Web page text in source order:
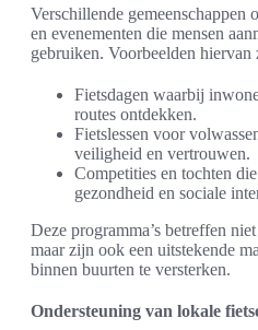
Verschillende gemeenschappen
en evenementen die mensen
gebruiken. Voorbeelden hiervan
Fietsdagen waarbij
routes ontdekken.
Fietslessen voor
veiligheid en vertrouwen.
Competities en tochten
gezondheid en sociale
Deze programma’s betreffen
maar zijn ook een uitstekende
binnen buurten te versterken.
Ondersteuning van lokale